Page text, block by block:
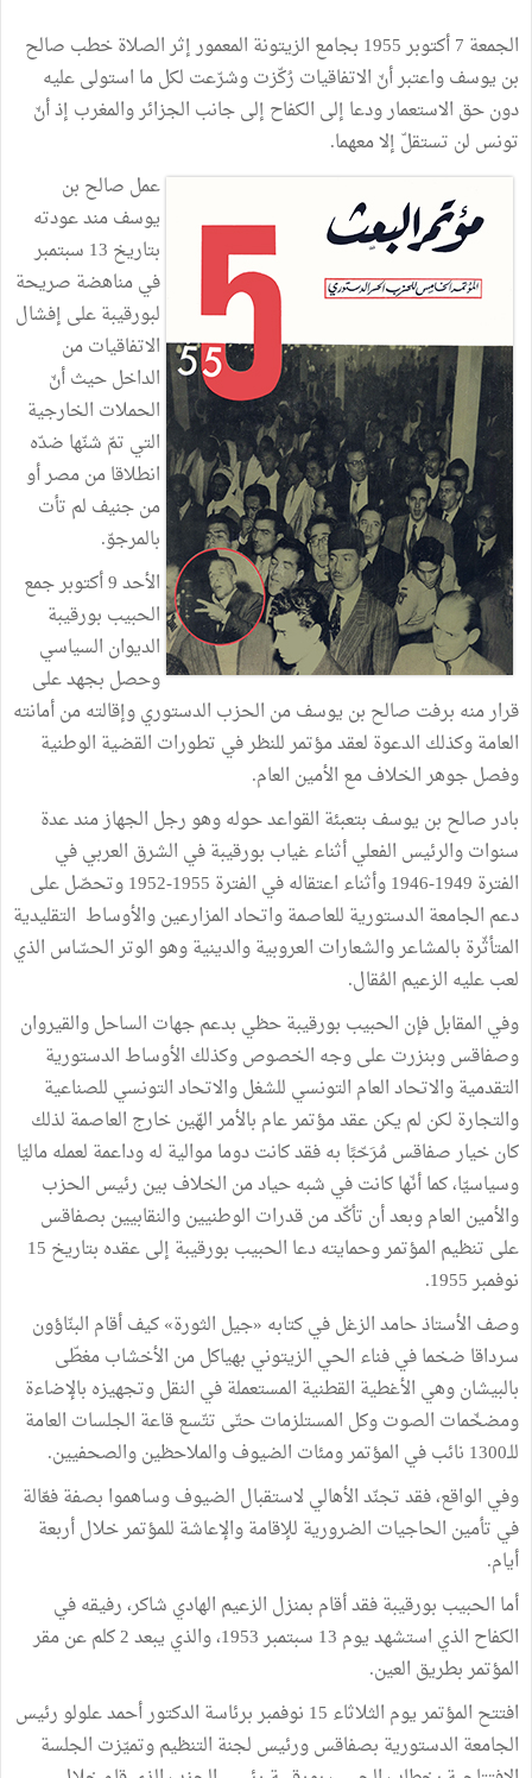
الجمعة 7أكتوبر1955 بجامع الزيتونة المعمورإثرالصلاةخطب صالح
بن يوسفواعتبرأنّ الاتفاقيات رُكّزتوشرّعت لكلما استولىعليه
دونحق الاستعمارودعا إلى الكفاح إلىجانب الجزائروالمغرب إذأنّ
تونس لن تستقلّ إلامعهما.
عمل صالح بن
يوسفمندعودته
بتاريخ 13 سبتمبر
فيمناهضة صريحة
لبورقيبةعلى إفشال
الاتفاقياتمن
الداخلحيثأنّ
الحملات الخارجية
التي تمّ شنّها ضدّه
انطلاقامنمصرأو
منجنيف لم تأت
بالمرجوّ.
الأحد9أكتوبرجمع
الحبيب بورقيبة
الديوان السياسي
وحصل بجهدعلى
قرارمنه برفت صالح بن يوسفمن الحزب الدستوريوإقالتهمنأمانته
العامةوكذلك الدعوة لعقدمؤتمرللنظرفي تطورات القضية الوطنية
وفصلجوهرالخلافمع الأمين العام.
بادرصالح بن يوسف بتعبئة القواعدحولهوهورجل الجهازمندعدة
سنواتوالرئيس الفعليأثناءغياب بورقيبةفي الشرق العربيفي
الفترة 1949-1946 وأثناء اعتقالهفي الفترة 1955
-
1952وتحصّلعلى
دعم الجامعة الدستورية للعاصمةواتحادالمزارعينوالأوساط التقليدية
المتأثّرة بالمشاعروالشعارات العروبيةوالدينيةوهوالوترالحسّاس الذي
لعبعليه الزعيم المُقال.
وفي المقابلفإن الحبيب بورقيبةحظي بدعمجهات الساحلوالقيروان
وصفاقسوبنزرتعلىوجه الخصوصوكذلك الأوساط الدستورية
التقدميةوالاتحادالعام التونسي للشغلوالاتحادالتونسي للصناعية
والتجارة لكن لم يكنعقدمؤتمرعام بالأمرالهّينخارج العاصمة لذلك
كانخيارصفاقسمُرَحّبًا بهفقدكانتدوماموالية لهوداعمة لعملهماليّا
وسياسيّا،كماأنّهاكانتفي شبهحيادمن الخلاف بين رئيس الحزب
والأمين العاموبعدأن تأكّدمنقدرات الوطنيينوالنقابيين بصفاقس
على تنظيم المؤتمروحمايتهدعا الحبيب بورقيبة إلىعقده بتاريخ 15
نوفمبر1955
.
وصف الأستاذحامدالزغلفيكتابه «جيل الثورة»كيفأقام البنّاؤون
سرداقا ضخمافيفناء الحي الزيتوني بهياكلمن الأخشابمغطّى
بالبيشانوهي الأغطية القطنية المستعملةفي النقلوتجهيزه بالإضاءة
ومضخّمات الصوتوكل المستلزماتحتّى تتّسعقاعة الجلسات العامة
للـ1300
نائبفي المؤتمرومئات الضيوفوالملاحظينوالصحفيين.
وفي الواقع،فقدتجنّدالأهالي لاستقبال الضيوفوساهموا بصفةفعّالة
في تأمين الحاجيات الضرورية للإقامةوالإعاشة للمؤتمرخلالأربعة
أيام.
أما الحبيب بورقيبةفقدأقام بمنزل الزعيم الهادي شاكر،رفيقهفي
الكفاح الذي استشهديوم 13 سبتمبر1953، والذي يبعد2كلمعنمقر
المؤتمربطريق العين.
افتتح المؤتمريوم الثلاثاء 15 نوفمبربرئاسة الدكتورأحمدعلولورئيس
الجامعة الدستورية بصفاقسورئيس لجنة التنظيموتميّزت الجلسة